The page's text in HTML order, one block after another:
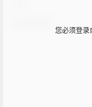
您必须登录